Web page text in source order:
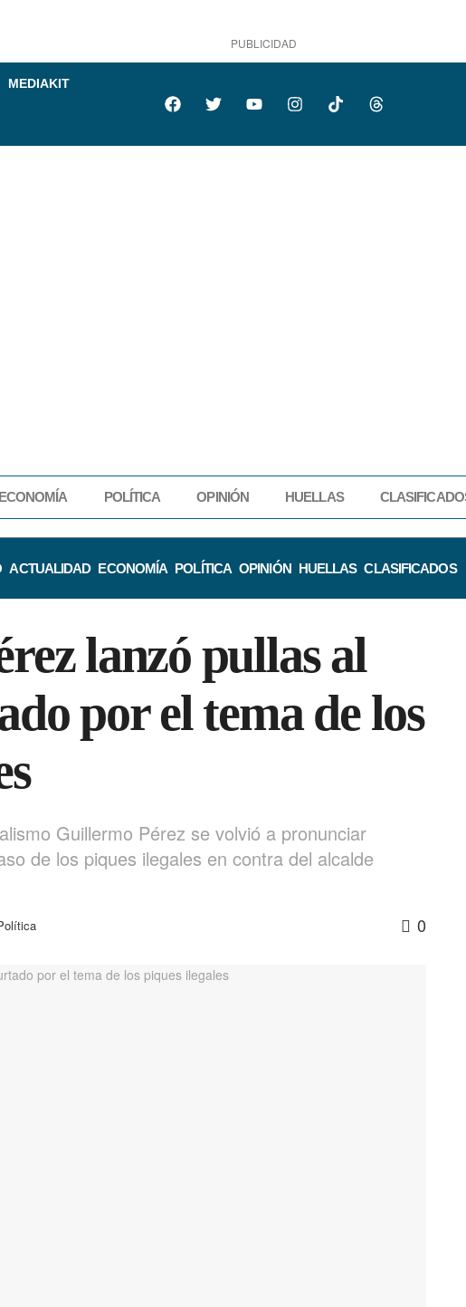
PUBLICIDAD
MEDIAKIT
ECONOMÍA POLÍTICA OPINIÓN HUELLAS
ACTUALIDAD ECONOMÍA POLÍTICA OPINIÓN HUELLAS CLASIFICADOS
lanzó pullas al
por el tema de los
Guillermo Pérez se volvió a pronunciar
de los piques ilegales en contra del alcalde
0